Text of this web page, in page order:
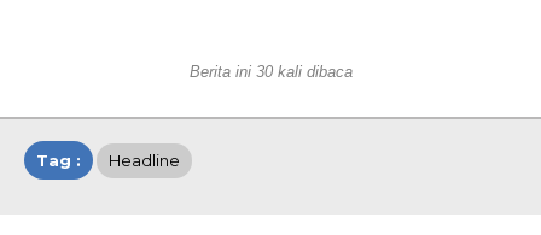
Berita ini 30 kali dibaca
Tag : Headline